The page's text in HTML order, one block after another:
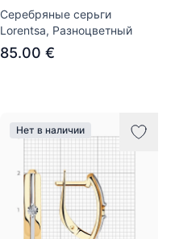
Серебряные серьги
Lorentsa, Разноцветный
85.00 €
Нет в наличии